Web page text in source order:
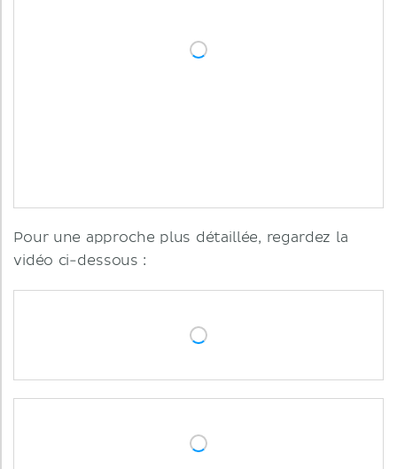
Pour une approche plus détaillée, regardez la
vidéo ci-dessous :